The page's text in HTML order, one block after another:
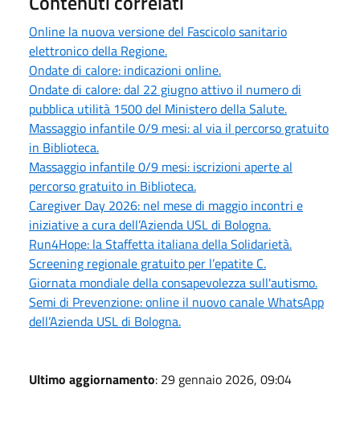
Online la nuova versione del Fascicolo sanitario
elettronico della Regione.
Ondate di calore: indicazioni online.
Ondate di calore: dal 22 giugno attivo il numero di
pubblica utilità 1500 del Ministero della Salute.
Massaggio infantile 0/9 mesi: al via il percorso gratuito
in Biblioteca.
Massaggio infantile 0/9 mesi: iscrizioni aperte al
percorso gratuito in Biblioteca.
Caregiver Day 2026: nel mese di maggio incontri e
iniziative a cura dell’Azienda USL di Bologna.
Run4Hope: la Staffetta italiana della Solidarietà.
Screening regionale gratuito per l’epatite C.
Giornata mondiale della consapevolezza sull'autismo.
Semi di Prevenzione: online il nuovo canale WhatsApp
dell’Azienda USL di Bologna.
Ultimo aggiornamento: 29 gennaio 2026, 09:04